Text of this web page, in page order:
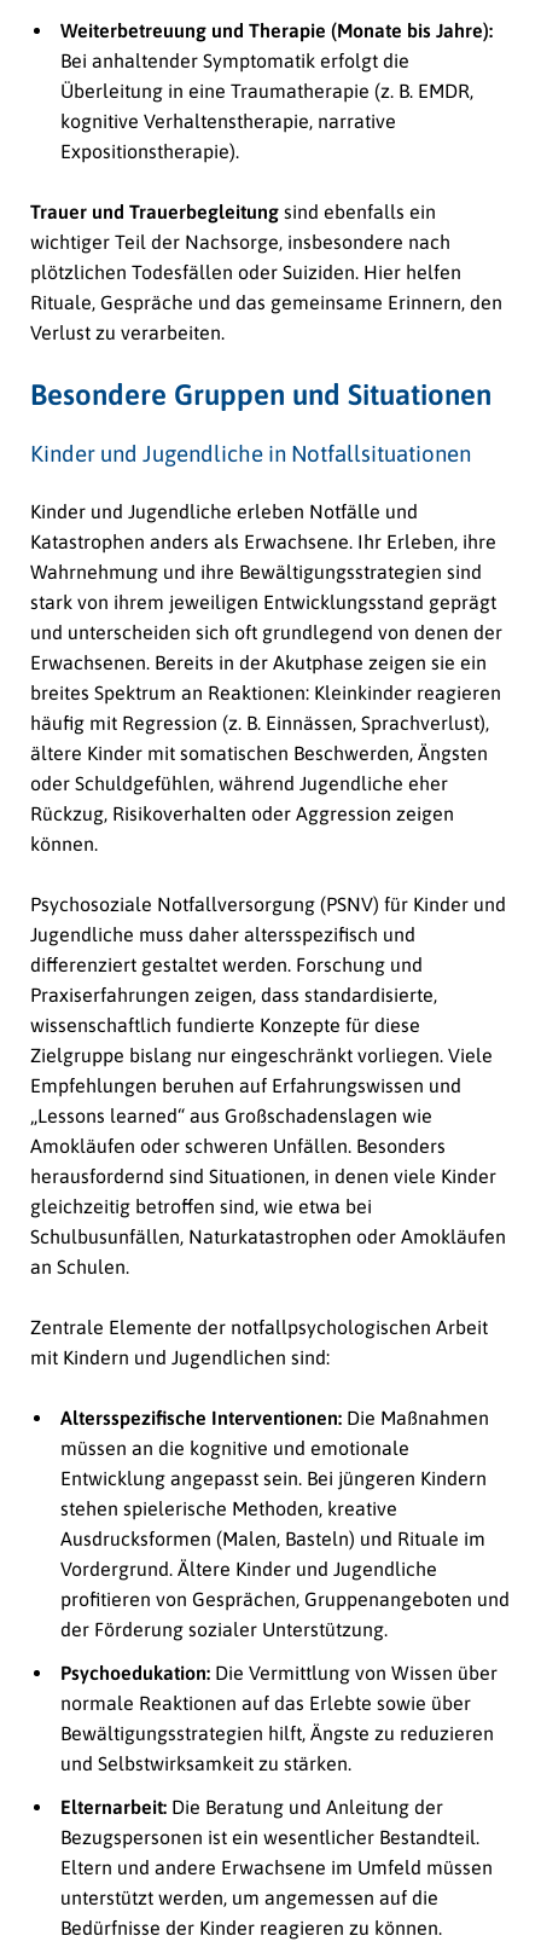
Weiterbetreuung und Therapie (Monate bis Jahre):
Bei anhaltender Symptomatik erfolgt die
Überleitung in eine Traumatherapie (z. B. EMDR,
kognitive Verhaltenstherapie, narrative
Expositionstherapie).
Trauer und Trauerbegleitung sind ebenfalls ein
wichtiger Teil der Nachsorge, insbesondere nach
plötzlichen Todesfällen oder Suiziden. Hier helfen
Rituale, Gespräche und das gemeinsame Erinnern, den
Verlust zu verarbeiten.
Besondere Gruppen und Situationen
Kinder und Jugendliche in Notfallsituationen
Kinder und Jugendliche erleben Notfälle und
Katastrophen anders als Erwachsene. Ihr Erleben, ihre
Wahrnehmung und ihre Bewältigungsstrategien sind
stark von ihrem jeweiligen Entwicklungsstand geprägt
und unterscheiden sich oft grundlegend von denen der
Erwachsenen. Bereits in der Akutphase zeigen sie ein
breites Spektrum an Reaktionen: Kleinkinder reagieren
häufig mit Regression (z. B. Einnässen, Sprachverlust),
ältere Kinder mit somatischen Beschwerden, Ängsten
oder Schuldgefühlen, während Jugendliche eher
Rückzug, Risikoverhalten oder Aggression zeigen
können.
Psychosoziale Notfallversorgung (PSNV) für Kinder und
Jugendliche muss daher altersspezifisch und
differenziert gestaltet werden. Forschung und
Praxiserfahrungen zeigen, dass standardisierte,
wissenschaftlich fundierte Konzepte für diese
Zielgruppe bislang nur eingeschränkt vorliegen. Viele
Empfehlungen beruhen auf Erfahrungswissen und
„Lessons learned“ aus Großschadenslagen wie
Amokläufen oder schweren Unfällen. Besonders
herausfordernd sind Situationen, in denen viele Kinder
gleichzeitig betroffen sind, wie etwa bei
Schulbusunfällen, Naturkatastrophen oder Amokläufen
an Schulen.
Zentrale Elemente der notfallpsychologischen Arbeit
mit Kindern und Jugendlichen sind:
Altersspezifische Interventionen: Die Maßnahmen
müssen an die kognitive und emotionale
Entwicklung angepasst sein. Bei jüngeren Kindern
stehen spielerische Methoden, kreative
Ausdrucksformen (Malen, Basteln) und Rituale im
Vordergrund. Ältere Kinder und Jugendliche
profitieren von Gesprächen, Gruppenangeboten und
der Förderung sozialer Unterstützung.
Psychoedukation: Die Vermittlung von Wissen über
normale Reaktionen auf das Erlebte sowie über
Bewältigungsstrategien hilft, Ängste zu reduzieren
und Selbstwirksamkeit zu stärken.
Elternarbeit: Die Beratung und Anleitung der
Bezugspersonen ist ein wesentlicher Bestandteil.
Eltern und andere Erwachsene im Umfeld müssen
unterstützt werden, um angemessen auf die
Bedürfnisse der Kinder reagieren zu können.